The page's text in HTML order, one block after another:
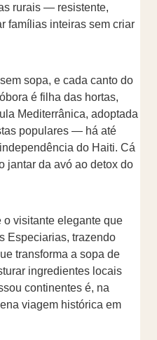
rurais — resistente,
famílias inteiras sem criar
sopa, e cada canto do
é filha das hortas,
Mediterrânica, adoptada
populares — há até
do Haiti. Cá
jantar da avó ao detox do
o visitante elegante que
Especiarias, trazendo
transforma a sopa de
ingredientes locais
continentes é, na
viagem histórica em